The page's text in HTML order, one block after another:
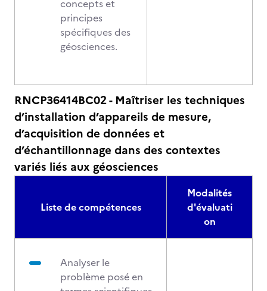
concepts et
principes
spécifiques des
géosciences.
RNCP36414BC02 - Maîtriser les techniques
d’installation d’appareils de mesure,
d’acquisition de données et
d’échantillonnage dans des contextes
variés liés aux géosciences
Liste de compétences
Modalités
d'évaluati
on
Analyser le
problème posé en